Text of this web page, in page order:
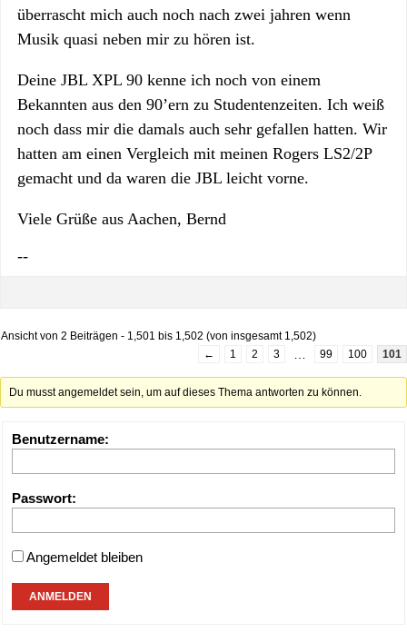
überrascht mich auch noch nach zwei jahren wenn
Musik quasi neben mir zu hören ist.
Deine JBL XPL 90 kenne ich noch von einem
Bekannten aus den 90’ern zu Studentenzeiten. Ich weiß
noch dass mir die damals auch sehr gefallen hatten. Wir
hatten am einen Vergleich mit meinen Rogers LS2/2P
gemacht und da waren die JBL leicht vorne.
Viele Grüße aus Aachen, Bernd
--
Ansicht von 2 Beiträgen - 1,501 bis 1,502 (von insgesamt 1,502)
←
1 2 3 99 100 101
Du musst angemeldet sein, um auf dieses Thema antworten zu können.
Benutzername:
Passwort:
Angemeldet bleiben
ANMELDEN